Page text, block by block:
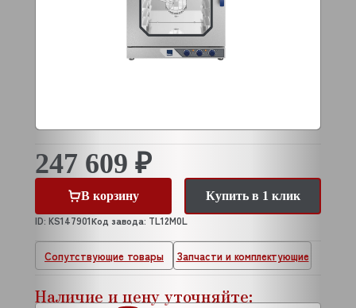
Сопутствующие товары Запчасти и комплектующие
247 609 ₽
В корзину
Купить в 1 клик
ID: KS147901Код завода: TL12M0L
Наличие и цену уточняйте: